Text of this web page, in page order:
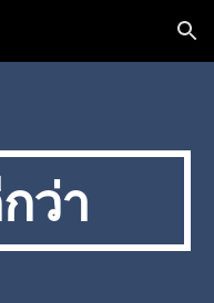
Skip to navigation
ว่า